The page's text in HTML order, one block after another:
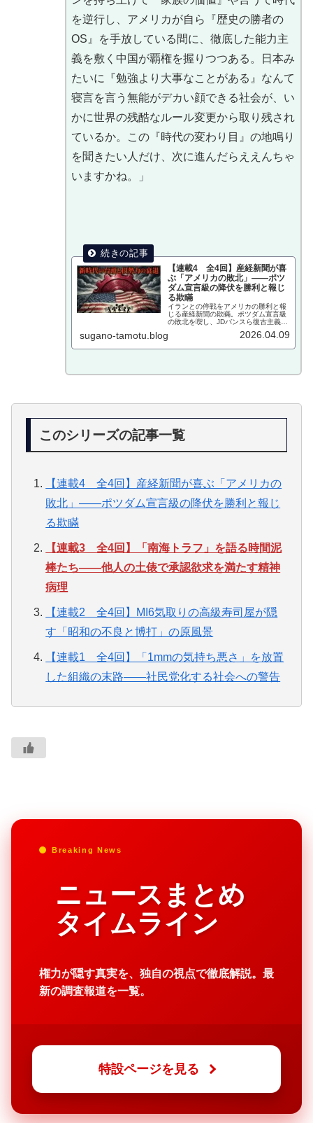
を逆行し、アメリカが自ら『歴史の勝者の
OS』を手放している間に、徹底した能力主
義を敷く中国が覇権を握りつつある。日本み
たいに『勉強より大事なことがある』なんて
寝言を言う無能がデカい顔できる社会が、い
かに世界の残酷なルール変更から取り残され
ているか。この『時代の変わり目』の地鳴り
を聞きたい人だけ、次に進んだらええんちゃ
いますかね。」
【連載4 全4回】産経新聞が喜
ぶ「アメリカの敗北」——ポツ
ダム宣言級の降伏を勝利と報じ
る欺瞞
イランとの停戦をアメリカの勝利と報
じる産経新聞の欺瞞。ポツダム宣言級
の敗北を喫し、JDバンスら復古主義に
走る米国が「自由のOS」を手放す一
方、徹底した能力主義（アホは黙る）
sugano-tamotu.blog 2026.04.09
このシリーズの記事一覧
【連載4 全4回】産経新聞が喜ぶ「アメリカの
敗北」——ポツダム宣言級の降伏を勝利と報じ
る欺瞞
【連載3 全4回】「南海トラフ」を語る時間泥
棒たち——他人の土俵で承認欲求を満たす精神
病理
【連載2 全4回】MI6気取りの高級寿司屋が隠
す「昭和の不良と博打」の原風景
【連載1 全4回】「1mmの気持ち悪さ」を放置
した組織の末路——社民党化する社会への警告
Breaking News
ニュースまとめ
タイムライン
権力が隠す真実を、独自の視点で徹底解説。最
新の調査報道を一覧。
特設ページを見る